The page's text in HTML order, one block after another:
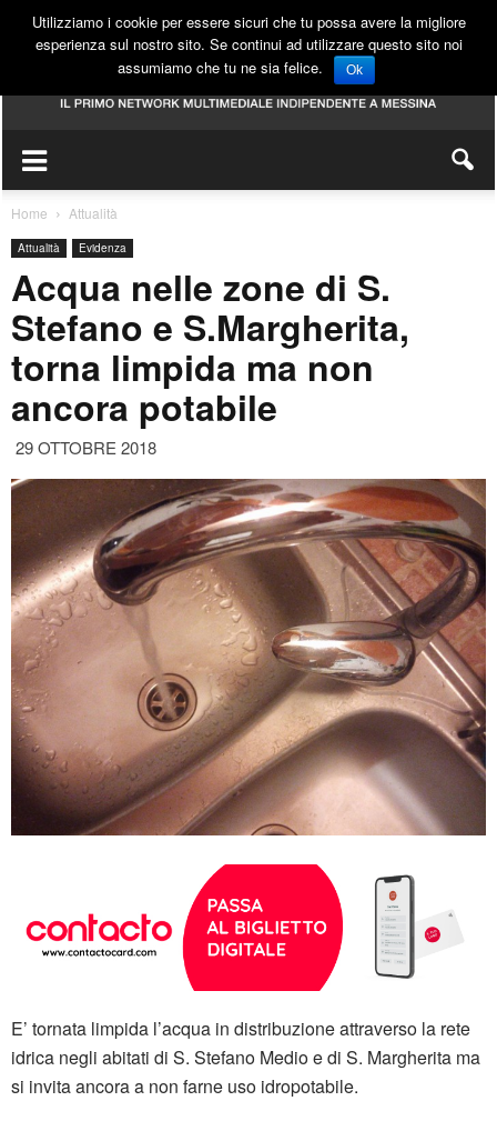
Home Attualità
Attualità Evidenza
Acqua nelle zone di S.
Stefano e S.Margherita,
torna limpida ma non
ancora potabile
29 OTTOBRE 2018
E’ tornata limpida l’acqua in distribuzione attraverso la rete
idrica negli abitati di S. Stefano Medio e di S. Margherita ma
si invita ancora a non farne uso idropotabile.
Utilizziamo i cookie per essere sicuri che tu possa avere la migliore
esperienza sul nostro sito. Se continui ad utilizzare questo sito noi
assumiamo che tu ne sia felice.
Ok